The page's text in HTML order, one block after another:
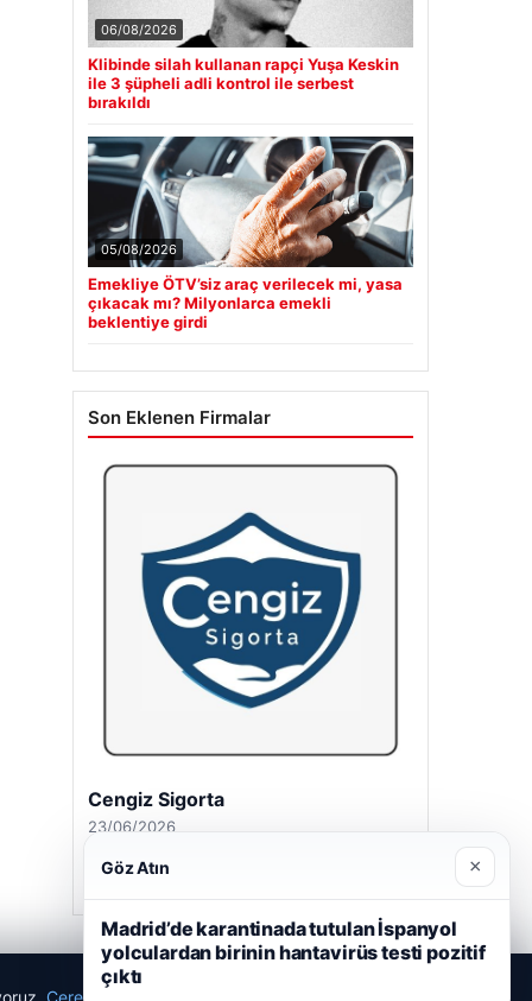
06/08/2026
Klibinde silah kullanan rapçi Yuşa Keskin
ile 3 şüpheli adli kontrol ile serbest
bırakıldı
05/08/2026
Emekliye ÖTV’siz araç verilecek mi, yasa
çıkacak mı? Milyonlarca emekli
beklentiye girdi
Son Eklenen Firmalar
Cengiz Sigorta
23/06/2026
Çerez Politikamız
Göz Atın ×
Madrid’de karantinada tutulan İspanyol
yolculardan birinin hantavirüs testi pozitif
çıktı